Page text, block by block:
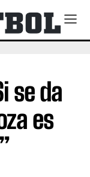
se da
es